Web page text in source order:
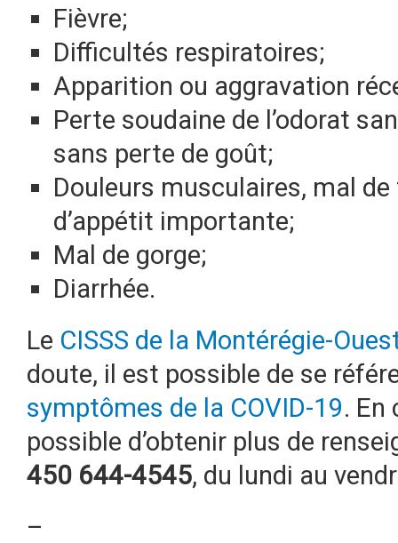
Fièvre;
Difficultés respiratoires;
Apparition ou aggravation
Perte soudaine de l’odorat
sans perte de goût;
Douleurs musculaires, mal
d’appétit importante;
Mal de gorge;
Diarrhée.
Le CISSS de la Montérégie-
doute, il est possible de se
symptômes de la COVID-19. En
possible d’obtenir plus de
450 644-4545, du lundi au
–